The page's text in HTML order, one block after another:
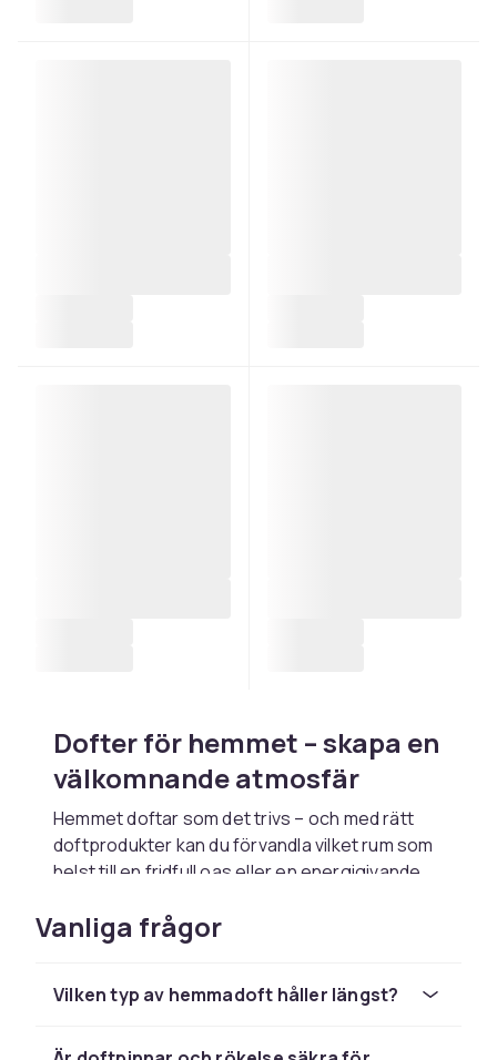
Dofter för hemmet – skapa en
välkomnande atmosfär
Hemmet doftar som det trivs – och med rätt
doftprodukter kan du förvandla vilket rum som
helst till en fridfull oas eller en energigivande
vaxkakor och doftoljor finns det ett alternativ
för varje smak och inredningsstil.
Hitta din favorit bland
Vanliga frågor
Vilken typ av hemmadoft håller längst?